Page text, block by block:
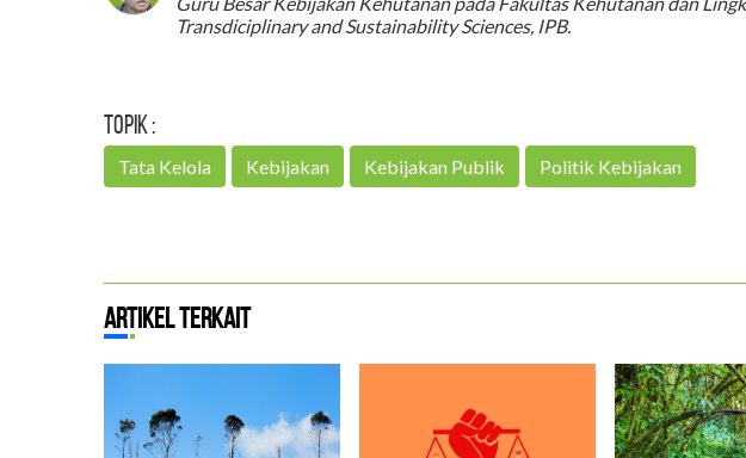
Transdiciplinary and Sustainability Sciences, IPB.
Topik :
Tata Kelola Kebijakan Kebijakan Publik Politik Kebijakan
Artikel Terkait